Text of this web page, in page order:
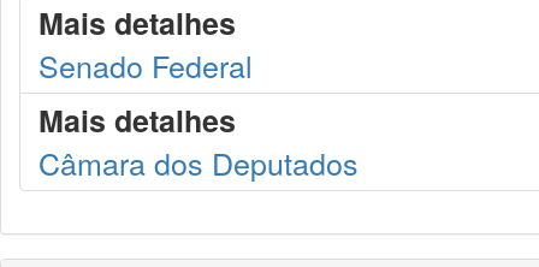
Mais detalhes
Senado Federal
Mais detalhes
Câmara dos Deputados